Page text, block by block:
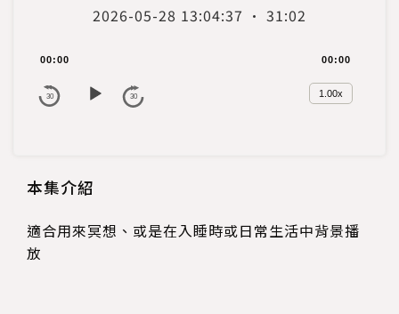
2026-05-28 13:04:37 · 31:02
y
1.00x
30 30
00:00 00:00
本集介紹
適合用來冥想、或是在入睡時或日常生活中背景播
放